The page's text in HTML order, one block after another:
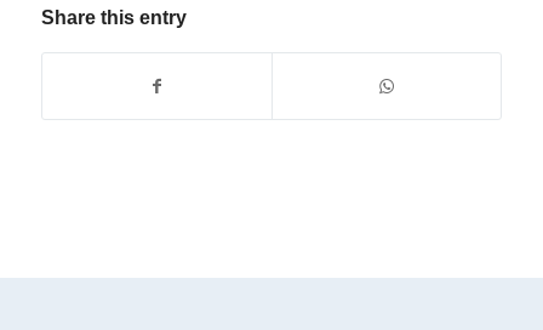
Share this entry